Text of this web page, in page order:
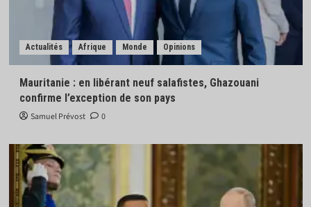
Actualités Afrique Monde Opinions
Mauritanie : en libérant neuf salafistes, Ghazouani
confirme l’exception de son pays
Samuel Prévost 0